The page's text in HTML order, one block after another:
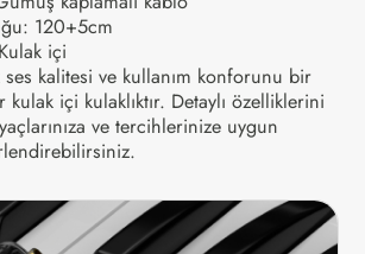
120+5cm
içi
ses kalitesi ve kullanım konforunu bir
içi kulaklıktır. Detaylı özelliklerini
ve tercihlerinize uygun